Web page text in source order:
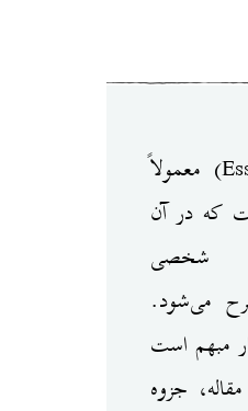
جستار (Essay) معمولاً
که در آن
شخصی
می‌شود.
مبهم است
جزوه